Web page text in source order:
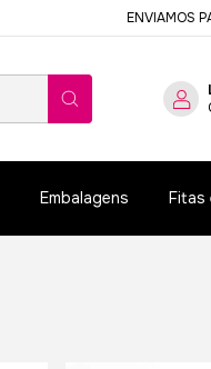
ENVIAMOS PARA
Embalagens Fitas